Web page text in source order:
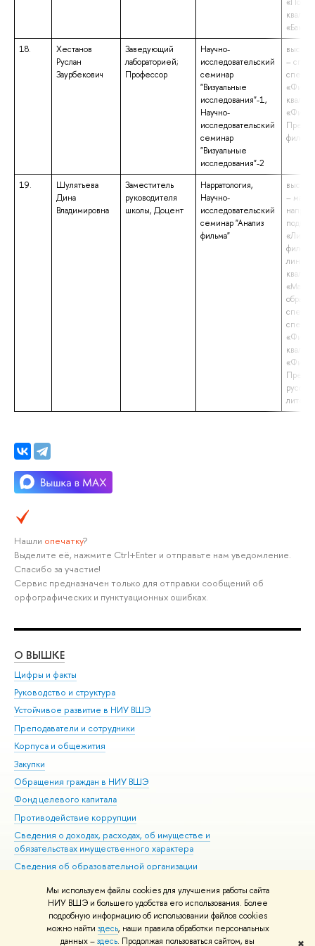
Мы используем файлы cookies для улучшения работы сайта
НИУ ВШЭ и большего удобства его использования. Более
подробную информацию об использовании файлов cookies
можно найти здесь, наши правила обработки персональных
данных –здесь. Продолжая пользоваться сайтом, вы
18.
Хестанов
Руслан
Заурбекович
Заведующий
лабораторией;
Профессор
Научно-
исследовательский
семинар
"Визуальные
исследования"-1,
Научно-
исследовательский
семинар
"Визуальные
исследования"-2
–
19.
Шулятьева
Дина
Владимировна
Заместитель
руководителя
школы, Доцент
Нарратология,
Научно-
исследовательский
семинар "Анализ
фильма"
–
Нашли опечатку?
Выделите её, нажмите Ctrl+Enter и отправьте нам уведомление.
Спасибо за участие!
Сервис предназначен только для отправки сообщений об
орфографических и пунктуационных ошибках.
О ВЫШКЕ
Цифры и факты
Руководство и структура
Устойчивое развитие в НИУ ВШЭ
Преподаватели и сотрудники
Корпуса и общежития
Закупки
Обращения граждан в НИУ ВШЭ
Фонд целевого капитала
Противодействие коррупции
Сведения о доходах, расходах, об имуществе и
обязательствах имущественного характера
Сведения об образовательной организации
Людям с ограниченными возможностями здоровья
Единая платежная страница
Работа в Вышке